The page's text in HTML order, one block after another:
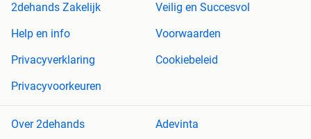
2dehands Zakelijk
Veilig en Succesvol
Help en info
Voorwaarden
Privacyverklaring
Cookiebeleid
Privacyvoorkeuren
Over 2dehands Adevinta